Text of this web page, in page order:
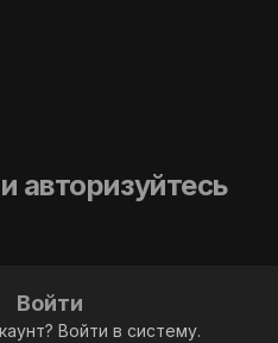
авторизуйтесь
Войти
Войти в систему.